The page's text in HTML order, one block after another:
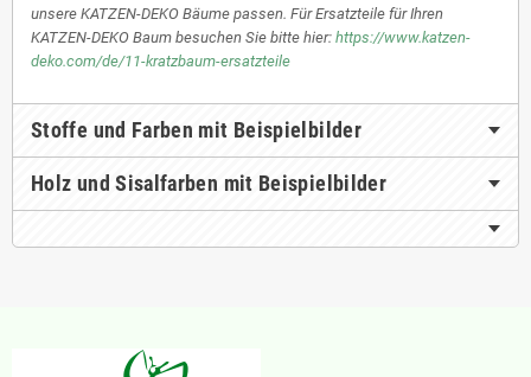
unsere KATZEN-DEKO Bäume passen. Für Ersatzteile für Ihren
KATZEN-DEKO Baum besuchen Sie bitte hier: https://www.katzen-
deko.com/de/11-kratzbaum-ersatzteile
Stoffe und Farben mit Beispielbilder
Holz und Sisalfarben mit Beispielbilder